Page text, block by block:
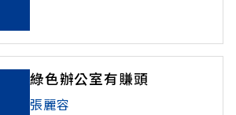
綠色辦公室有賺頭
張麗容